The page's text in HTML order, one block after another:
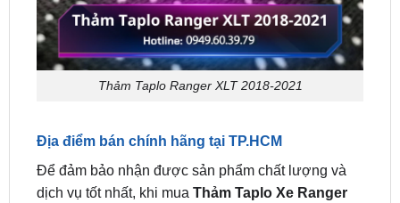
Thảm Taplo Ranger XLT 2018-2021
Địa điểm bán chính hãng tại TP.HCM
dịch vụ tốt nhất, khi muaThảm Taplo Xe Ranger
XLTNhung Lông Cừu, quý khách hàng nên lựa
chọn các địa chỉ uy tín và chính hãng như ZKar